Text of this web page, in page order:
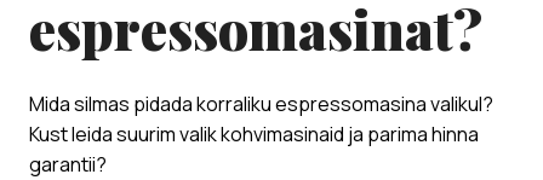
espressomasinat?
Mida silmas pidada korraliku espressomasina valikul?
Kust leida suurim valik kohvimasinaid ja parima hinna
garantii?​